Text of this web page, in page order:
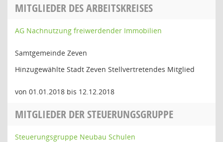
MITGLIEDER DES ARBEITSKREISES
AG Nachnutzung freiwerdender Immobilien
Samtgemeinde Zeven
Hinzugewählte Stadt Zeven Stellvertretendes Mitglied
von 01.01.2018 bis 12.12.2018
MITGLIEDER DER STEUERUNGSGRUPPE
Steuerungsgruppe Neubau Schulen